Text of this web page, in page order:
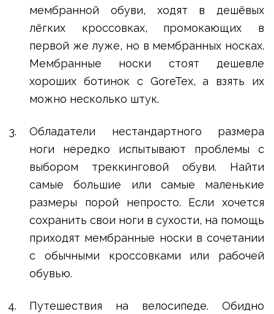
мембранной обуви, ходят в дешёвых
лёгких кроссовках, промокающих в
первой же луже, но в мембранных носках.
Мембранные носки стоят дешевле
хороших ботинок с GoreTex, а взять их
можно несколько штук.
Обладатели нестандартного размера
ноги нередко испытывают проблемы с
выбором треккинговой обуви. Найти
самые большие или самые маленькие
размеры порой непросто. Если хочется
сохранить свои ноги в сухости, на помощь
приходят мембранные носки в сочетании
с обычными кроссовками или рабочей
обувью.
Путешествия на велосипеде. Обидно